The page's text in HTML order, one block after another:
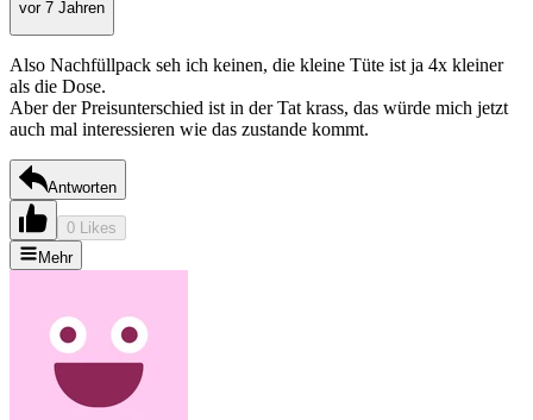
vor 7 Jahren
Also Nachfüllpack seh ich keinen, die kleine Tüte ist ja 4x kleiner
als die Dose.
Aber der Preisunterschied ist in der Tat krass, das würde mich jetzt
auch mal interessieren wie das zustande kommt.
Antworten
0 Likes
Mehr